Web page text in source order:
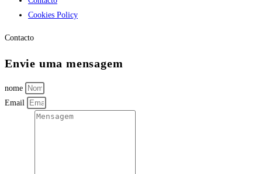
Cookies Policy
Contacto
Envie uma mensagem
nome
Email